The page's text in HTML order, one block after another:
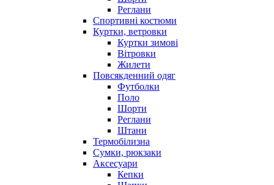
Реглани
Спортивні костюми
Куртки, ветровки
Куртки зимові
Вітровки
Жилети
Повсякденний одяг
Футболки
Поло
Шорти
Реглани
Штани
Термобілизна
Сумки, рюкзаки
Аксесуари
Кепки